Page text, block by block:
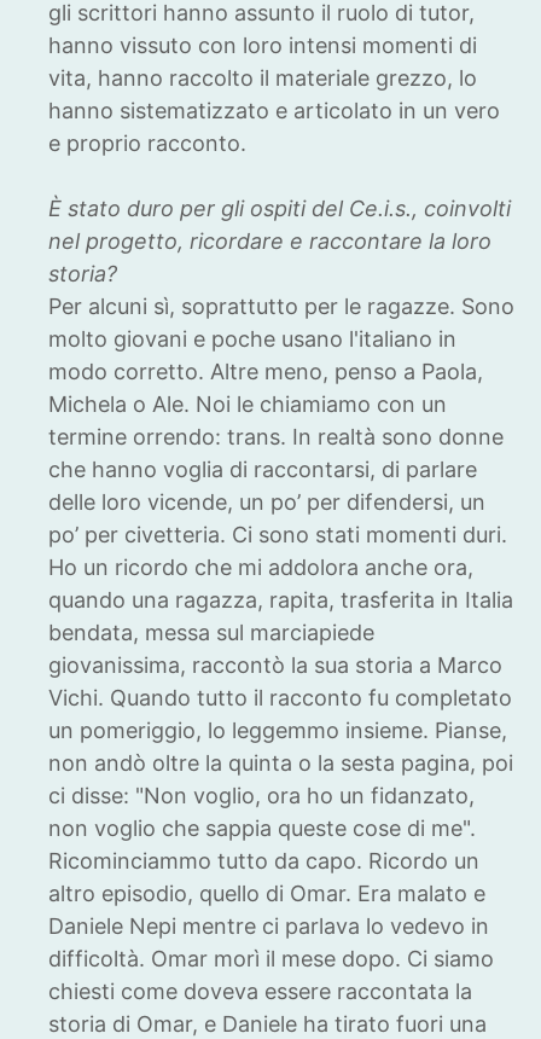
gli scrittori hanno assunto il ruolo di tutor,
hanno vissuto con loro intensi momenti di
vita, hanno raccolto il materiale grezzo, lo
hanno sistematizzato e articolato in un vero
e proprio racconto.
È stato duro per gli ospiti del Ce.i.s., coinvolti
nel progetto, ricordare e raccontare la loro
storia?
Per alcuni sì, soprattutto per le ragazze. Sono
molto giovani e poche usano l'italiano in
modo corretto. Altre meno, penso a Paola,
Michela o Ale. Noi le chiamiamo con un
termine orrendo: trans. In realtà sono donne
che hanno voglia di raccontarsi, di parlare
delle loro vicende, un po’ per difendersi, un
po’ per civetteria. Ci sono stati momenti duri.
Ho un ricordo che mi addolora anche ora,
quando una ragazza, rapita, trasferita in Italia
bendata, messa sul marciapiede
giovanissima, raccontò la sua storia a Marco
Vichi. Quando tutto il racconto fu completato
un pomeriggio, lo leggemmo insieme. Pianse,
non andò oltre la quinta o la sesta pagina, poi
ci disse: "Non voglio, ora ho un fidanzato,
non voglio che sappia queste cose di me".
Ricominciammo tutto da capo. Ricordo un
altro episodio, quello di Omar. Era malato e
Daniele Nepi mentre ci parlava lo vedevo in
difficoltà. Omar morì il mese dopo. Ci siamo
chiesti come doveva essere raccontata la
storia di Omar, e Daniele ha tirato fuori una